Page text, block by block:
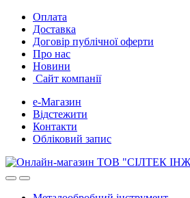
Skip
navigation
Skip
content
Оплата
Доставка
Договір публічної оферти
Про нас
Новини
Сайт компанії
е-Магазин
Відстежити
Контакти
Обліковий запис